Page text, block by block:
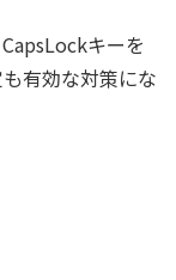
キーを
有効な対策にな